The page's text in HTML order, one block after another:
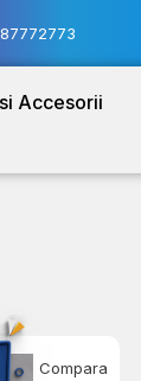
Accesorii
Compara